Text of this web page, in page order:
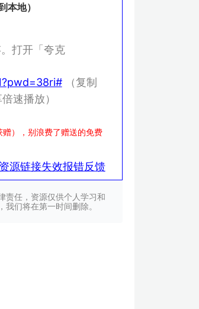
地）
打开「夸克
（复制
速播放）
），别浪费了赠送的免费
资源链接失效报错反馈
责任，资源仅供个人学习和
们将在第一时间删除。